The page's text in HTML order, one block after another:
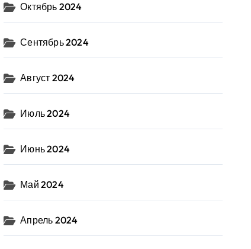
Октябрь 2024
Сентябрь 2024
Август 2024
Июль 2024
Июнь 2024
Май 2024
Апрель 2024